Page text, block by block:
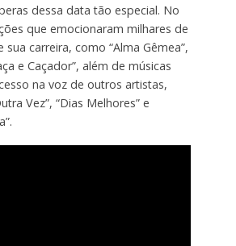
dessa data tão especial. No
que emocionaram milhares de
carreira, como “Alma Gêmea”,
e Caçador”, além de músicas
na voz de outros artistas,
Vez”, “Dias Melhores” e